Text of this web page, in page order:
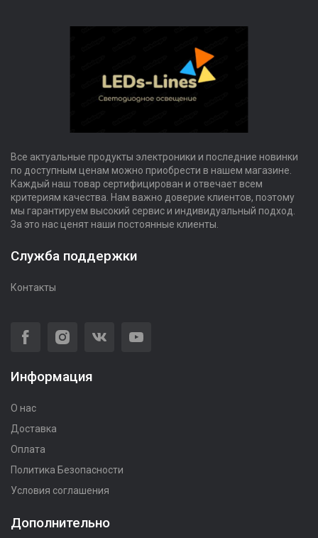
Все актуальные продукты электроники и последние новинки
по доступным ценам можно приобрести в нашем магазине.
Каждый наш товар сертифицирован и отвечает всем
критериям качества. Нам важно доверие клиентов, поэтому
мы гарантируем высокий сервис и индивидуальный подход.
За это нас ценят наши постоянные клиенты.
Служба поддержки
Контакты
Информация
О нас
Доставка
Оплата
Политика Безопасности
Условия соглашения
Дополнительно